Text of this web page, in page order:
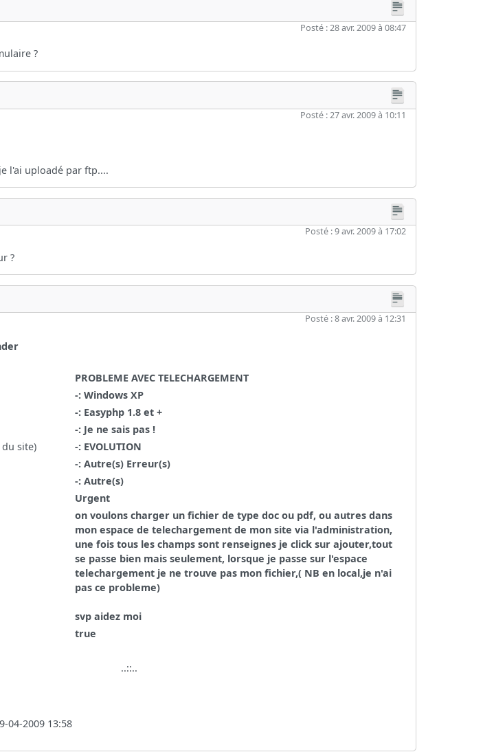
Posté : 28 avr. 2009 à 08:47
?
Posté : 27 avr. 2009 à 10:11
l'ai uploadé par ftp....
Posté : 9 avr. 2009 à 17:02
?
Posté : 8 avr. 2009 à 12:31
PROBLEME AVEC TELECHARGEMENT
-: Windows XP
-: Easyphp 1.8 et +
-: Je ne sais pas !
site)
-: EVOLUTION
-: Autre(s) Erreur(s)
-: Autre(s)
Urgent
on voulons charger un fichier de type doc ou pdf, ou autres dans
mon espace de telechargement de mon site via l'administration,
une fois tous les champs sont renseignes je click sur ajouter,tout
se passe bien mais seulement, lorsque je passe sur l'espace
telechargement je ne trouve pas mon fichier,( NB en local,je n'ai
pas ce probleme)
svp aidez moi
true
..::..
04-2009 13:58